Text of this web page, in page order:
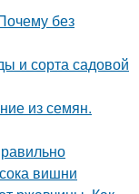
без
и сорта садовой
из семян.
вишни